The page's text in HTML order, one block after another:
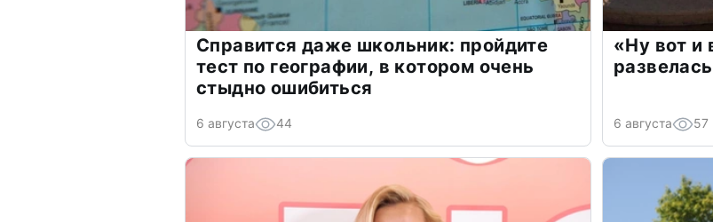
Справится даже школьник: пройдите
тест по географии, в котором очень
стыдно ошибиться
6 августа 44
«Ну вот и
6 августа 57